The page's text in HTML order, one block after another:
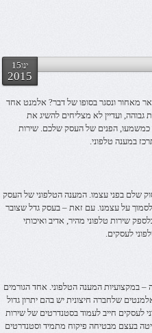
ינו15
2015
מאחור ונסגר בסופו של דבר? אלמנט אחד
ועדיין לא מצליחים להשיג את
כמשמעו, הפנים של העסק שלכם. שירות
במענה טלפוני.
שלם בפני עצמו. המענה הטלפוני של העסק
על עצמנו. עם זאת – בעסק גדל שצובר
שירות טלפוני מהיר, אדיב ואיכותי
לעסקים.
– במקצועיות המענה הטלפוני. אחד הגורמים
שלחברה חיצונית יש בהם יתרון גדול
לעסקים חייב לעמוד בסטנדרטים של שירות
בעצם מבטיחה פיקוח מתמיד וסטנדרטים